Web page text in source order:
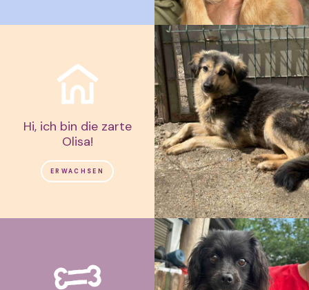
Hi, ich bin die zarte
Olisa!
ERWACHSEN